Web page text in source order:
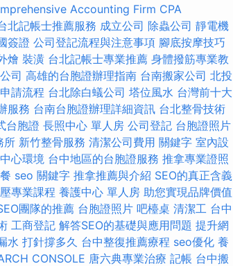
Accounting Firm CPA
北記帳士推薦服務 成立公司 除蟲公司 靜電機
簽證 公司登記流程與注意事項 腳底按摩技巧
燴 裝潢 台北記帳士專業推薦 身體撥筋專業教
司 高雄的台胞證辦理指南 台南搬家公司 北投
請流程 台北除白蟻公司 塔位風水 台灣前十大
服務 台南台胞證辦理詳細資訊 台北整骨技術
台胞證 長照中心 單人房 公司登記 台胞證照片
所 新竹整骨服務 清潔公司費用 關鍵字 室內設
心環境 台中地區的台胞證服務 推拿專業證照
seo 關鍵字 推拿推薦與介紹 SEO的真正含義
專業課程 養護中心 單人房 助您實現品牌價值
團隊的推薦 台胞證照片 吧檯桌 清潔工 台中
工商登記 解答SEO的基礎與應用問題 提升網
水 打針撐多久 台中整復推薦療程 seo優化 養
CONSOLE 唐六典專業治療 記帳 台中搬